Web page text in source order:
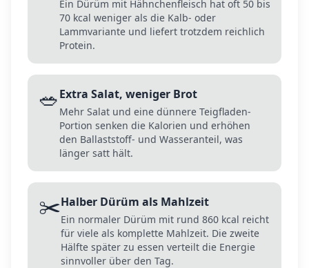
Ein Dürüm mit Hähnchenfleisch hat oft 50 bis
70 kcal weniger als die Kalb- oder
Lammvariante und liefert trotzdem reichlich
Protein.
🥗Extra Salat, weniger Brot
Mehr Salat und eine dünnere Teigfladen-
Portion senken die Kalorien und erhöhen
den Ballaststoff- und Wasseranteil, was
länger satt hält.
✂️Halber Dürüm als Mahlzeit
Ein normaler Dürüm mit rund 860 kcal reicht
für viele als komplette Mahlzeit. Die zweite
Hälfte später zu essen verteilt die Energie
sinnvoller über den Tag.